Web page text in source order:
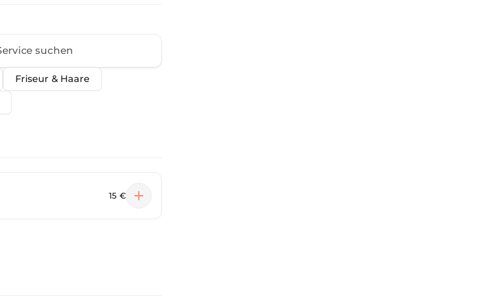
Friseur & Haare
15 €